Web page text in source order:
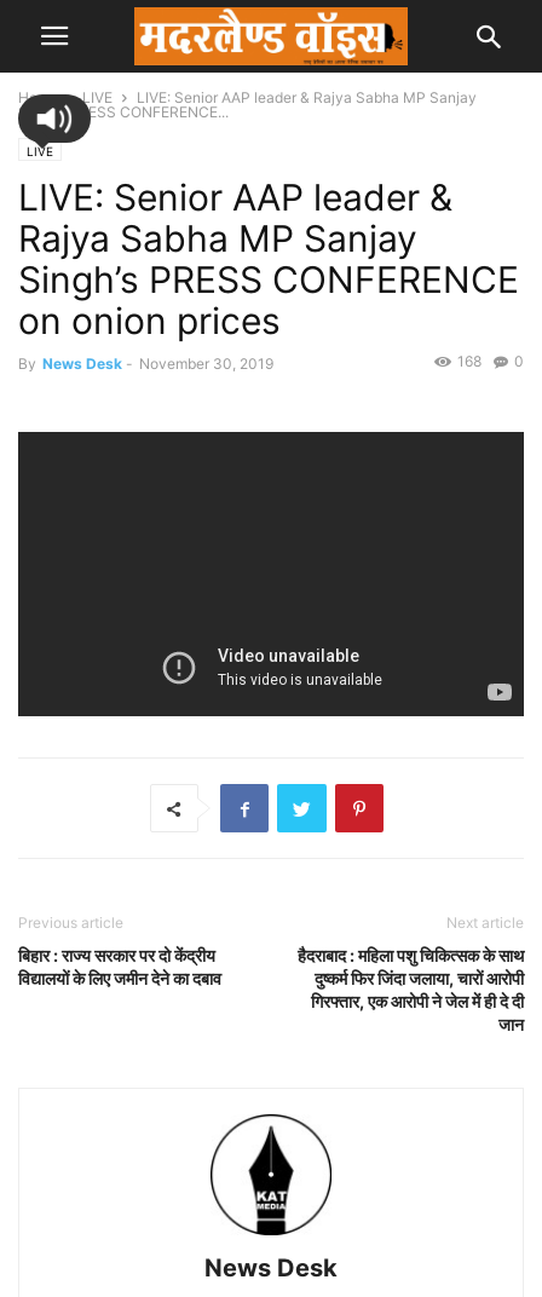
Home LIVE
LIVE: Senior AAP leader & Rajya Sabha MP Sanjay
Singh’s PRESS CONFERENCE...
LIVE
LIVE: Senior AAP leader &
Rajya Sabha MP Sanjay
Singh’s PRESS CONFERENCE
on onion prices
By News Desk - November 30, 2019 0
168
Previous article
बिहार : राज्य सरकार पर दो केंद्रीय
विद्यालयों के लिए जमीन देने का दबाव
Next article
हैदराबाद : महिला पशु चिकित्सक के साथ
दुष्कर्म फिर जिंदा जलाया, चारों आरोपी
गिरफ्तार, एक आरोपी ने जेल में ही दे दी
जान
News Desk